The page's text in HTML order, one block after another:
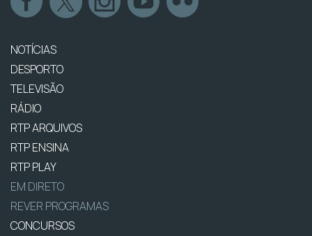
NOTÍCIAS
DESPORTO
TELEVISÃO
RÁDIO
RTP ARQUIVOS
RTP ENSINA
RTP PLAY
EM DIRETO
REVER PROGRAMAS
CONCURSOS